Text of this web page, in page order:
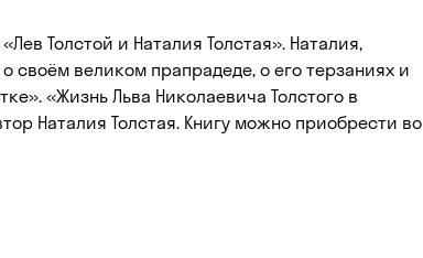
Толстой и Наталия Толстая». Наталия,
своём великом прапрадеде, о его терзаниях и
«Жизнь Льва Николаевича Толстого в
Наталия Толстая. Книгу можно приобрести во